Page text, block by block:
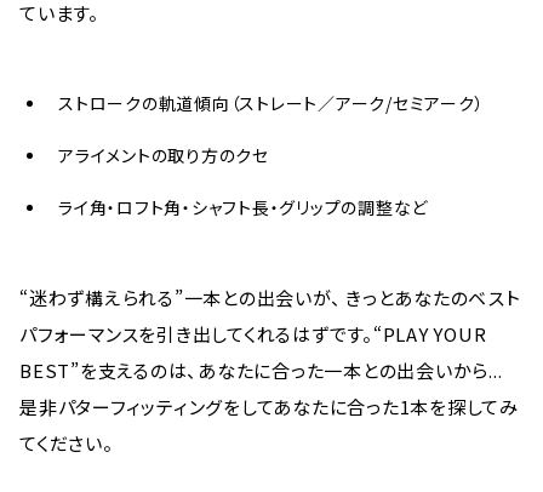
ています。
ストロークの軌道傾向（ストレート／アーク/セミアーク）
アライメントの取り方のクセ
ライ角・ロフト角・シャフト長・グリップの調整など
“迷わず構えられる”一本との出会いが、 きっとあなたのベスト
パフォーマンスを引き出してくれるはずです。“PLAY YOUR
BEST”を支えるのは、あなたに合った一本との出会いから...
是非パターフィッティングをしてあなたに合った1本を探してみ
てください。